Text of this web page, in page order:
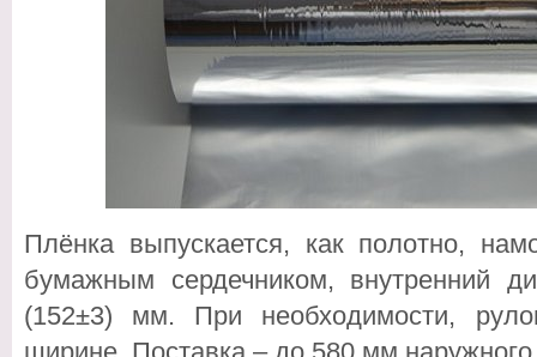
Плёнка выпускается, как полотно,
бумажным сердечником, внутренний
(152±3) мм. При необходимости,